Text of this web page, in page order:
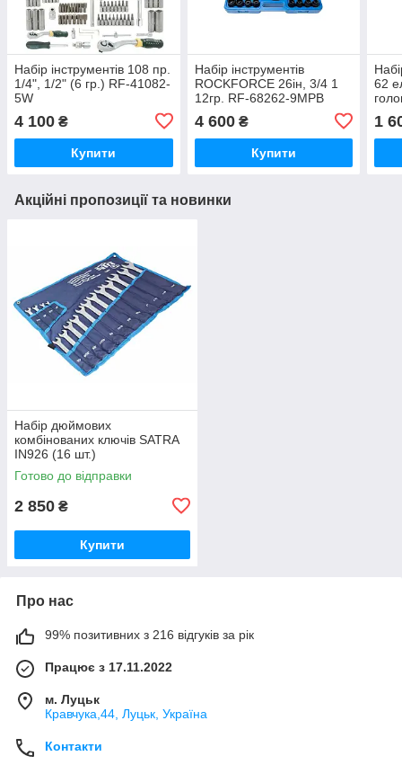
Набір інструментів 108 пр.
1/4", 1/2" (6 гр.) RF-41082-
5W
4 100 ₴
Купити
Набір інструментів
ROCKFORCE 26ін, 3/4 1
12гр. RF-68262-9MPB
4 600₴
Купити
62
1
Акційні пропозиції та новинки
Набір дюймових
комбінованих ключів SATRA
IN926 (16 шт.)
Готово до відправки
2 850 ₴
Купити
Про нас
99% позитивних з 216 відгуків за рік
Працює з 17.11.2022
м. Луцьк
Кравчука,44, Луцьк, Україна
Контакти